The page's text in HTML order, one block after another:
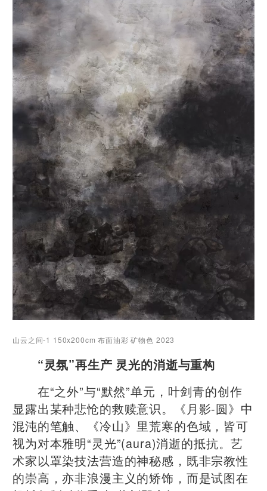
山云之间-1 150x200cm 布面油彩 矿物色 2023
“灵氛”再生产 灵光的消逝与重构
在“之外”与“默然”单元，叶剑青的创作
显露出某种悲怆的救赎意识。《月影-圆》中
混沌的笔触、《冷山》里荒寒的色域，皆可
视为对本雅明“灵光”(aura)消逝的抵抗。艺
术家以罩染技法营造的神秘感，既非宗教性
的崇高，亦非浪漫主义的矫饰，而是试图在